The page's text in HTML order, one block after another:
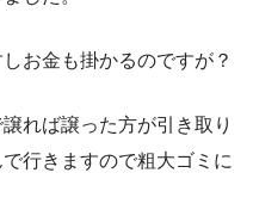
お金も掛かるのですが？
れば譲った方が引き取り
行きますので粗大ゴミに